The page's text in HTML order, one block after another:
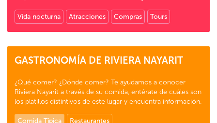
Vida nocturna Atracciones Compras Tours
GASTRONOMÍA DE RIVIERA NAYARIT
¿Qué comer? ¿Dónde comer? Te ayudamos a conocer
Riviera Nayarit a través de su comida, entérate de cuáles son
los platillos distintivos de este lugar y encuentra información.
Comida Típica Restaurantes